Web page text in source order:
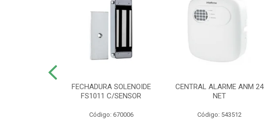
FECHADURA SOLENOIDE
FS1011 C/SENSOR
Código: 670006
CENTRAL ALARME ANM 24
NET
Código: 543512